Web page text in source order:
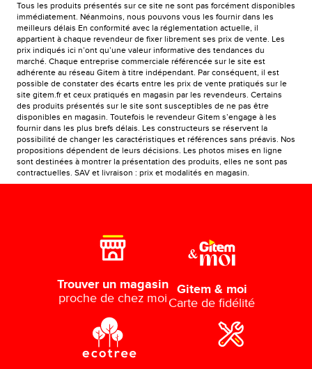
Tous les produits présentés sur ce site ne sont pas forcément disponibles
immédiatement. Néanmoins, nous pouvons vous les fournir dans les
meilleurs délais En conformité avec la réglementation actuelle, il
appartient à chaque revendeur de fixer librement ses prix de vente. Les
prix indiqués ici n’ont qu’une valeur informative des tendances du
marché. Chaque entreprise commerciale référencée sur le site est
adhérente au réseau Gitem à titre indépendant. Par conséquent, il est
possible de constater des écarts entre les prix de vente pratiqués sur le
site gitem.fr et ceux pratiqués en magasin par les revendeurs. Certains
des produits présentés sur le site sont susceptibles de ne pas être
disponibles en magasin. Toutefois le revendeur Gitem s’engage à les
fournir dans les plus brefs délais. Les constructeurs se réservent la
possibilité de changer les caractéristiques et références sans préavis. Nos
propositions dépendent de leurs décisions. Les photos mises en ligne
sont destinées à montrer la présentation des produits, elles ne sont pas
contractuelles. SAV et livraison : prix et modalités en magasin.
Trouver un magasin
proche de chez moi
Gitem & moi
Carte de fidélité